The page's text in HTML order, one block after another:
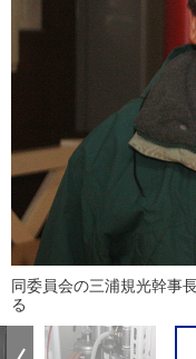
同委員会の三浦規光幹事
る